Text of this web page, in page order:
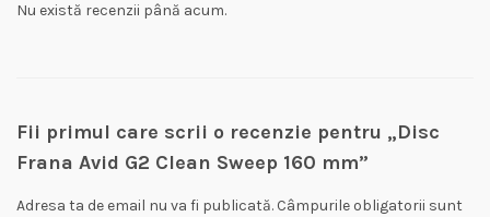
Nu există recenzii până acum.
Fii primul care scrii o recenzie pentru „Disc
Frana Avid G2 Clean Sweep 160 mm”
Adresa ta de email nu va fi publicată. Câmpurile obligatorii sunt